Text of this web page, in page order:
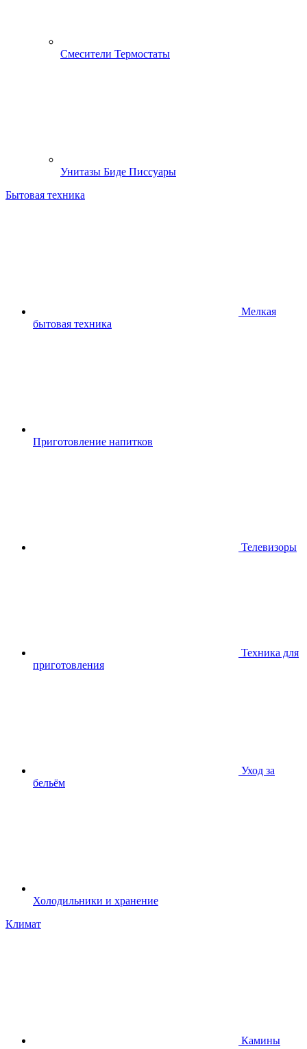
Смесители Термостаты
Унитазы Биде Писсуары
Бытовая техника
Мелкая
бытовая техника
Приготовление напитков
Телевизоры
Техника для
приготовления
Уход за
бельём
Холодильники и хранение
Климат
Камины